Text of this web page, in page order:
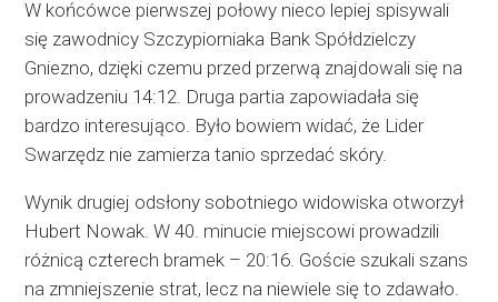
W końcówce pierwszej połowy nieco lepiej spisywali
się zawodnicy Szczypiorniaka Bank Spółdzielczy
Gniezno, dzięki czemu przed przerwą znajdowali się na
prowadzeniu 14:12. Druga partia zapowiadała się
bardzo interesująco. Było bowiem widać, że Lider
Swarzędz nie zamierza tanio sprzedać skóry.
Wynik drugiej odsłony sobotniego widowiska otworzył
Hubert Nowak. W 40. minucie miejscowi prowadzili
różnicą czterech bramek – 20:16. Goście szukali szans
na zmniejszenie strat, lecz na niewiele się to zdawało.